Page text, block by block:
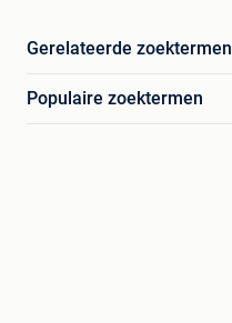
Gerelateerde zoektermen
Populaire zoektermen